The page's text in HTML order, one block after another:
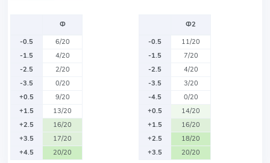
Ф
-0.5
6/20
-1.5
4/20
-2.5
2/20
-3.5
0/20
+0.5
9/20
+1.5
13/20
+2.5
16/20
+3.5
17/20
+4.5
20/20
Ф2
-0.5
11/20
-1.5
7/20
-2.5
4/20
-3.5
3/20
-4.5
0/20
+0.5
14/20
+1.5
16/20
+2.5
18/20
+3.5
20/20